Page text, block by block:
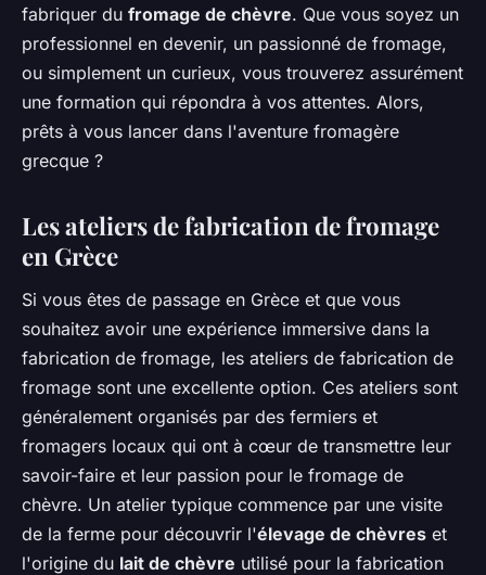
fabriquer du fromage de chèvre. Que vous soyez un
professionnel en devenir, un passionné de fromage,
ou simplement un curieux, vous trouverez assurément
une formation qui répondra à vos attentes. Alors,
prêts à vous lancer dans l'aventure fromagère
grecque ?
Les ateliers de fabrication de fromage
en Grèce
Si vous êtes de passage en Grèce et que vous
souhaitez avoir une expérience immersive dans la
fabrication de fromage, les ateliers de fabrication de
fromage sont une excellente option. Ces ateliers sont
généralement organisés par des fermiers et
fromagers locaux qui ont à cœur de transmettre leur
savoir-faire et leur passion pour le fromage de
chèvre. Un atelier typique commence par une visite
de la ferme pour découvrir l'élevage de chèvres et
l'origine du lait de chèvre utilisé pour la fabrication